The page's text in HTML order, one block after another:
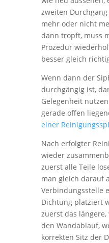
zweiten
mehr oder nicht
dann tropft, muss
Prozedur
besser gleich
Wenn dann der
durchgängig ist,
Gelegenheit
gerade offen
einer
Nach erfolgter
wieder
zuerst alle Teile
man gleich darauf
Verbindungsstelle
Dichtung platziert
zuerst das
den Wandablauf,
korrekten Sitz der